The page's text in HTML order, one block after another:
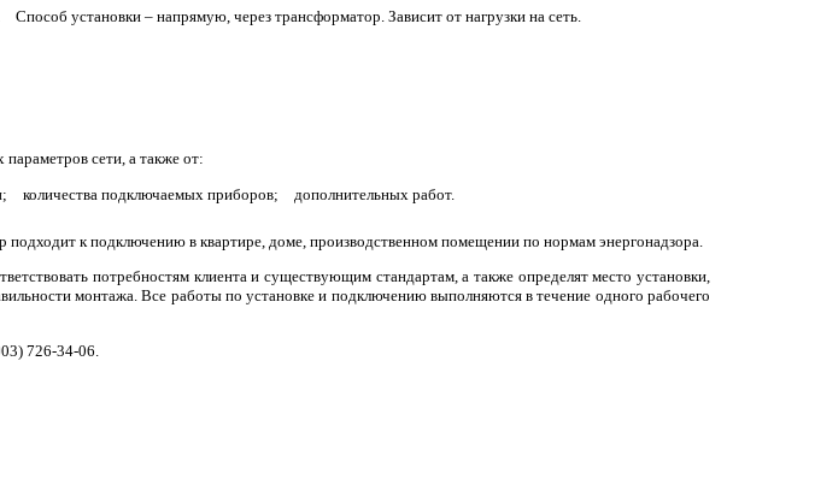
Способ установки – напрямую, через трансформатор. Зависит от нагрузки на сеть.
сети, а также от:
количества подключаемых приборов; дополнительных работ.
к подключению в квартире, доме, производственном помещении по нормам энергонадзора.
потребностям клиента и существующим стандартам, а также определят место установки,
монтажа. Все работы по установке и подключению выполняются в течение одного рабочего
726-34-06.